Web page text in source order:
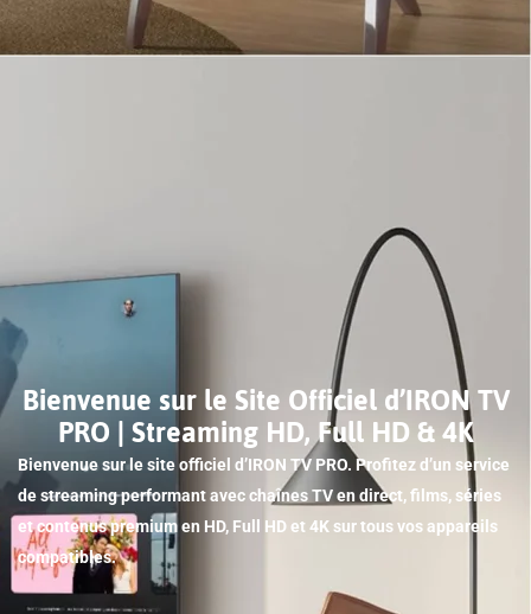
Bienvenue sur le Site Officiel d’IRON TV
PRO | Streaming HD, Full HD & 4K
Bienvenue sur le site officiel d’IRON TV PRO. Profitez d’un service
de streaming performant avec chaînes TV en direct, films, séries
et contenus premium en HD, Full HD et 4K sur tous vos appareils
compatibles.